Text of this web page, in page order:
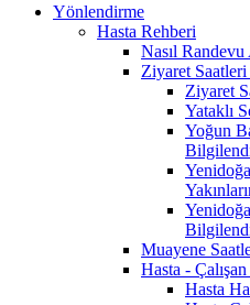
Yönlendirme
Hasta Rehberi
Nasıl Randevu
Ziyaret
Ziyaret
Yataklı
Yoğun
Muayene
Hasta -
Hasta